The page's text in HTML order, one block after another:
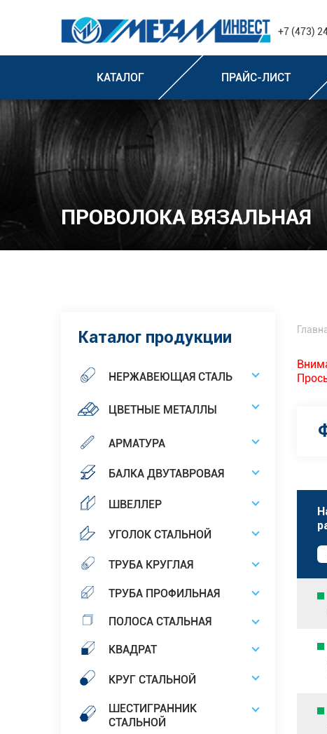
+7 (473)
КАТАЛОГ ПРАЙС-ЛИСТ
ПРОВОЛОКА ВЯЗАЛЬНАЯ
Каталог продукции
НЕРЖАВЕЮЩАЯ СТАЛЬ
ЦВЕТНЫЕ МЕТАЛЛЫ
АРМАТУРА
БАЛКА ДВУТАВРОВАЯ
ШВЕЛЛЕР
УГОЛОК СТАЛЬНОЙ
ТРУБА КРУГЛАЯ
ТРУБА ПРОФИЛЬНАЯ
ПОЛОСА СТАЛЬНАЯ
КВАДРАТ
КРУГ СТАЛЬНОЙ
ШЕСТИГРАННИК
СТАЛЬНОЙ